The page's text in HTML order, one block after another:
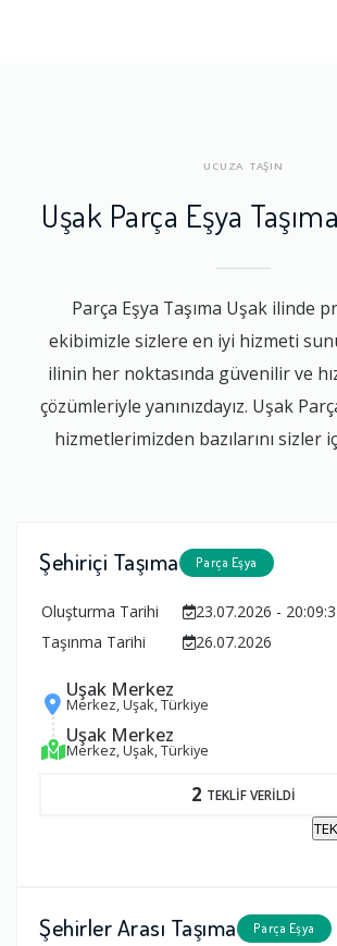
UCUZA TAŞIN
Uşak Parça Eşya
Parça Eşya Taşıma Uşak ilinde
ekibimizle sizlere en iyi hizmeti
ilinin her noktasında güvenilir ve
çözümleriyle yanınızdayız. Uşak
hizmetlerimizden bazılarını sizler
Şehiriçi Taşıma Parça Eşya
Oluşturma Tarihi
23.07.2026 -
Taşınma Tarihi
26.07.2026
Uşak Merkez
Merkez, Uşak, Türkiye
Uşak Merkez
Merkez, Uşak, Türkiye
2 TEKLİF VERİLDİ
Şehirler Arası Taşıma Parça Eşya